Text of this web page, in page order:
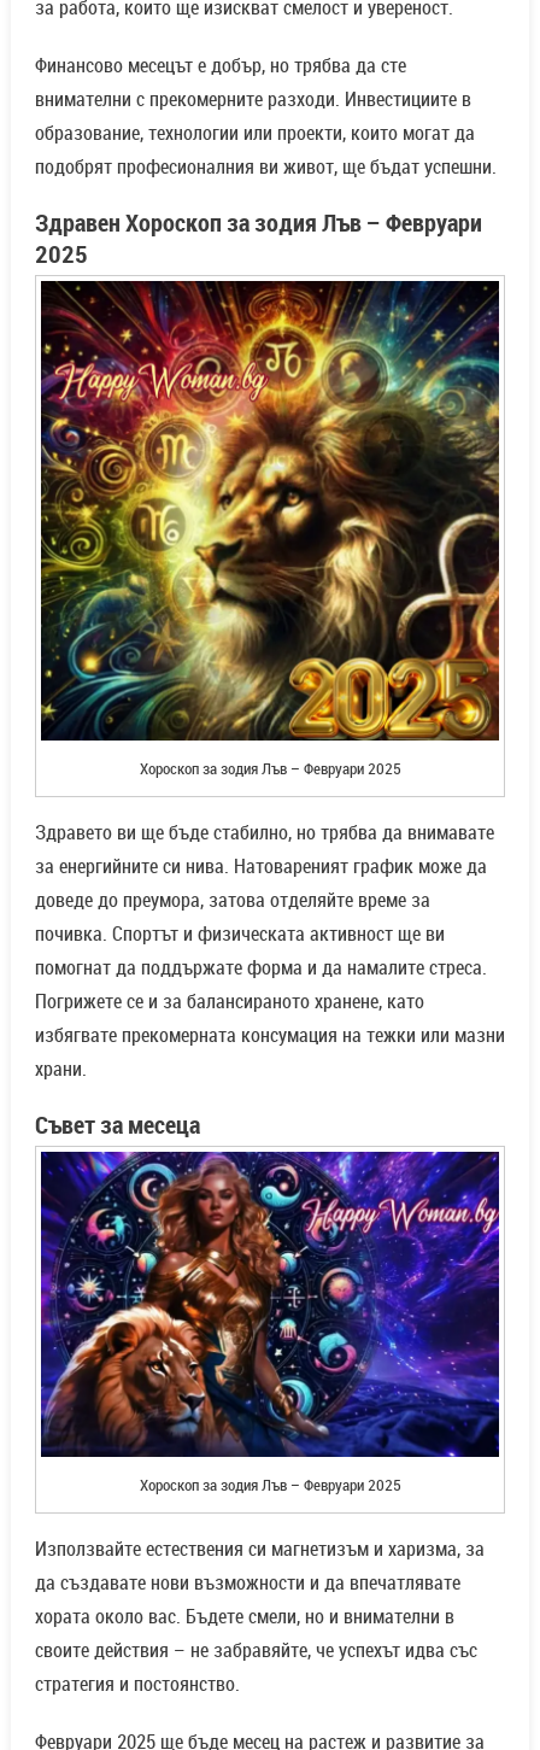
за работа, които ще изискват смелост и увереност.
Финансово месецът е добър, но трябва да сте
внимателни с прекомерните разходи. Инвестициите в
образование, технологии или проекти, които могат да
подобрят професионалния ви живот, ще бъдат успешни.
Здравен Хороскоп за зодия Лъв – Февруари
2025
Хороскоп за зодия Лъв – Февруари 2025
Здравето ви ще бъде стабилно, но трябва да внимавате
за енергийните си нива. Натовареният график може да
доведе до преумора, затова отделяйте време за
почивка. Спортът и физическата активност ще ви
помогнат да поддържате форма и да намалите стреса.
Погрижете се и за балансираното хранене, като
избягвате прекомерната консумация на тежки или мазни
храни.
Съвет за месеца
Хороскоп за зодия Лъв – Февруари 2025
Използвайте естествения си магнетизъм и харизма, за
да създавате нови възможности и да впечатлявате
хората около вас. Бъдете смели, но и внимателни в
своите действия – не забравяйте, че успехът идва със
стратегия и постоянство.
Февруари 2025 ще бъде месец на растеж и развитие за